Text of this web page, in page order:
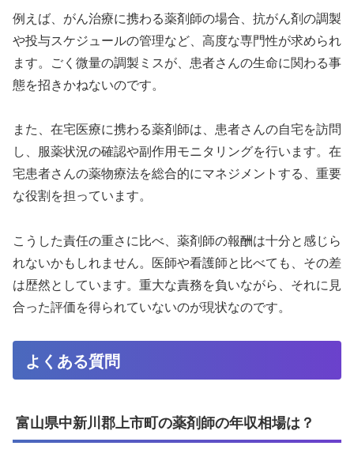
例えば、がん治療に携わる薬剤師の場合、抗がん剤の調製
や投与スケジュールの管理など、高度な専門性が求められ
ます。ごく微量の調製ミスが、患者さんの生命に関わる事
態を招きかねないのです。
また、在宅医療に携わる薬剤師は、患者さんの自宅を訪問
し、服薬状況の確認や副作用モニタリングを行います。在
宅患者さんの薬物療法を総合的にマネジメントする、重要
な役割を担っています。
こうした責任の重さに比べ、薬剤師の報酬は十分と感じら
れないかもしれません。医師や看護師と比べても、その差
は歴然としています。重大な責務を負いながら、それに見
合った評価を得られていないのが現状なのです。
よくある質問
富山県中新川郡上市町の薬剤師の年収相場は？